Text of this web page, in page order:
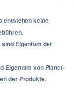
entstehen keine
Eigentum der
Eigentum von Planet-
der Produkte.